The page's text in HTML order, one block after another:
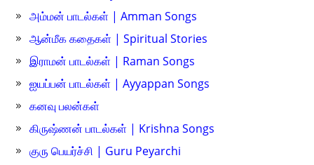
அம்மன் பாடல்கள் | Amman Songs
ஆன்மீக கதைகள் | Spiritual Stories
இராமன் பாடல்கள் | Raman Songs
ஐயப்பன் பாடல்கள் | Ayyappan Songs
கனவு பலன்கள்
கிருஷ்ணன் பாடல்கள் | Krishna Songs
குரு பெயர்ச்சி | Guru Peyarchi